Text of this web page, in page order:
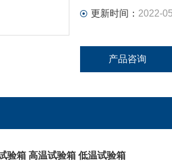
更新时间： 2022-
产品咨询
验箱 高温试验箱 低温试验箱